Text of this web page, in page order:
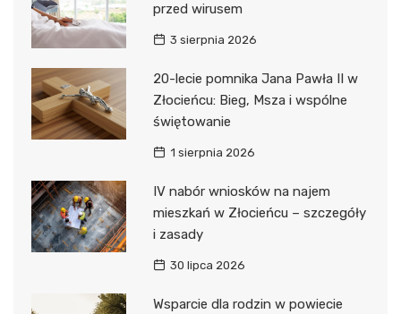
przed wirusem
3 sierpnia 2026
20-lecie pomnika Jana Pawła II w
Złocieńcu: Bieg, Msza i wspólne
świętowanie
1 sierpnia 2026
IV nabór wniosków na najem
mieszkań w Złocieńcu – szczegóły
i zasady
30 lipca 2026
Wsparcie dla rodzin w powiecie